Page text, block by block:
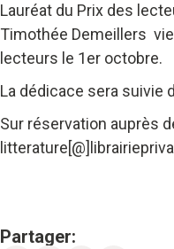
Lauréat du Prix des
Timothée Demeillers
lecteurs le 1er octobre.
La dédicace sera suivie
Sur réservation auprès
Partager: